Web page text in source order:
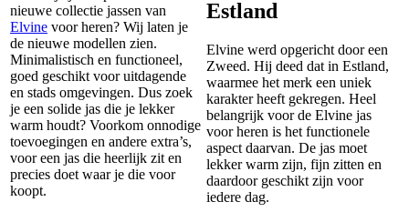
nieuwe collectie jassen van
Elvine voor heren? Wij laten je
de nieuwe modellen zien.
Minimalistisch en functioneel,
goed geschikt voor uitdagende
en stads omgevingen. Dus zoek
je een solide jas die je lekker
warm houdt? Voorkom onnodige
toevoegingen en andere extra’s,
voor een jas die heerlijk zit en
precies doet waar je die voor
koopt.
Estland
Elvine werd opgericht door een
Zweed. Hij deed dat in Estland,
waarmee het merk een uniek
karakter heeft gekregen. Heel
belangrijk voor de Elvine jas
voor heren is het functionele
aspect daarvan. De jas moet
lekker warm zijn, fijn zitten en
daardoor geschikt zijn voor
iedere dag.